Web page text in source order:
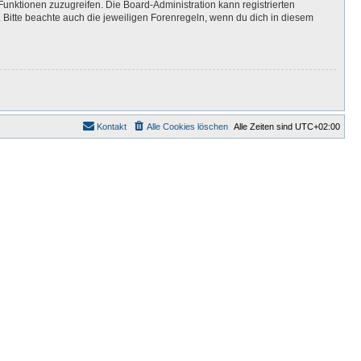
zuzugreifen. Die Board-Administration kann registrierten
beachte auch die jeweiligen Forenregeln, wenn du dich in diesem
Alle Zeiten sind UTC+02:00
Alle Cookies löschen
Kontakt